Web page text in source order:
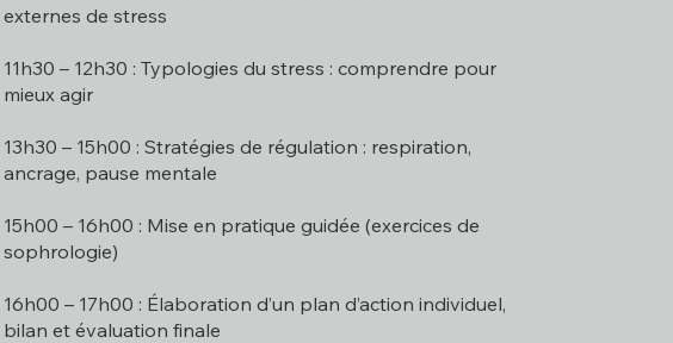
externes de stress
11h30 – 12h30 : Typologies du stress : comprendre pour
mieux agir
13h30 – 15h00 : Stratégies de régulation : respiration,
ancrage, pause mentale
15h00 – 16h00 : Mise en pratique guidée (exercices de
sophrologie)
16h00 – 17h00 : Élaboration d’un plan d’action individuel,
bilan et évaluation finale